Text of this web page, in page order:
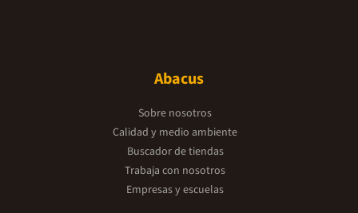
Abacus
Sobre nosotros
Calidad y medio ambiente
Buscador de tiendas
Trabaja con nosotros
Empresas y escuelas